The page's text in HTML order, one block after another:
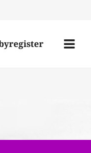
Menü